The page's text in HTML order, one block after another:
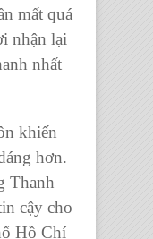
mất quá
nhận lại
nhất
khiến
hơn.
Thanh
cậy cho
Hồ Chí